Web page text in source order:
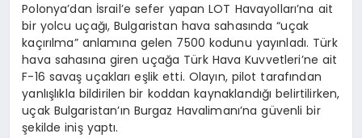
Polonya’dan İsrail’e sefer yapan LOT Havayolları’na ait
bir yolcu uçağı, Bulgaristan hava sahasında “uçak
kaçırılma” anlamına gelen 7500 kodunu yayınladı. Türk
hava sahasına giren uçağa Türk Hava Kuvvetleri’ne ait
F-16 savaş uçakları eşlik etti. Olayın, pilot tarafından
yanlışlıkla bildirilen bir koddan kaynaklandığı belirtilirken,
uçak Bulgaristan’ın Burgaz Havalimanı’na güvenli bir
şekilde iniş yaptı.